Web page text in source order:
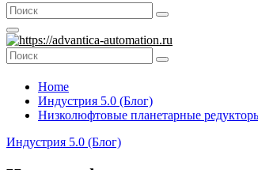
Search
for:
Search
Primary
Menu
Search
for:
Search
Home
Индустрия 5.0 (Блог)
Низколюфтовые планетарные
Индустрия 5.0 (Блог)